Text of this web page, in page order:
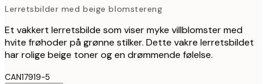
Lerretsbilder med beige blomstereng
Et vakkert lerretsbilde som viser myke villblomster med
hvite frøhoder på grønne stilker. Dette vakre lerretsbildet
har rolige beige toner og en drømmende følelse.
CAN17919-5